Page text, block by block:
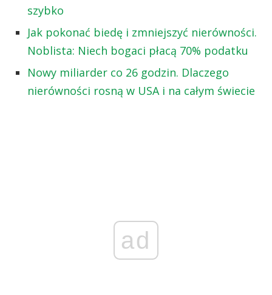
szybko
Jak pokonać biedę i zmniejszyć nierówności.
Noblista: Niech bogaci płacą 70% podatku
Nowy miliarder co 26 godzin. Dlaczego
nierówności rosną w USA i na całym świecie
ad